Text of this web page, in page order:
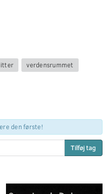
verdensrummet
den første!
Tilføj tag